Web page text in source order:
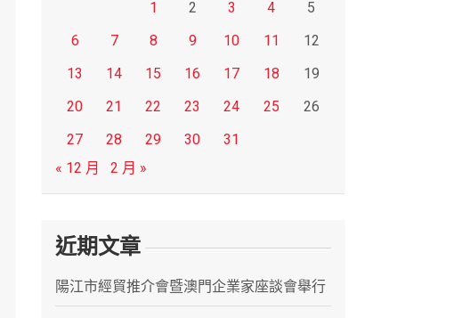
1
2 3 4
5
6
7 8 9 10 11
12
13
14 15 16 17 18
19
20
21 22 23 24 25
26
27
28 29 30
31
« 12 月
2 月 »
近期文章
陽江市經貿推介會暨澳門企業家座談會舉行